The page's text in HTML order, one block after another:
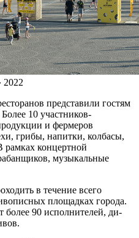
2022
представили гостям
10 участников-
и фермеров
грибы, напитки, колбасы,
рамках концертной
музыкальные
в течение всего
площадках города.
более 90 исполнителей, ди-